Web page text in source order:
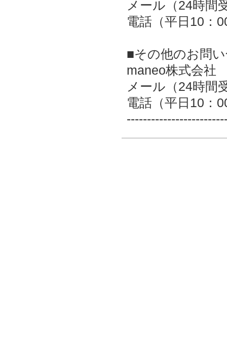
メール（24時間
電話（平日10：
■その他のお問
maneo株式会社
メール（24時
電話（平日10：